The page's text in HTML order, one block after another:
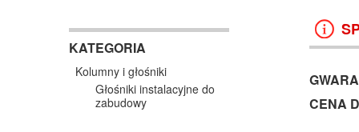
KATEGORIA
Kolumny i głośniki
Głośniki instalacyjne do
zabudowy
CENA